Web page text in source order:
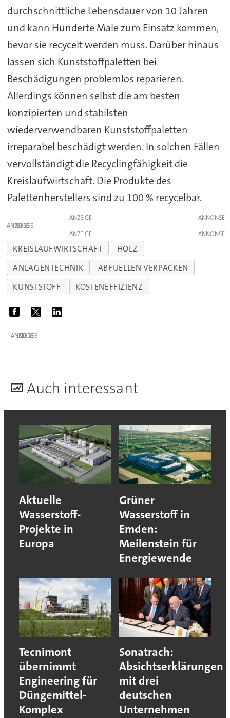
durchschnittliche Lebensdauer von 10 Jahren
und kann Hunderte Male zum Einsatz kommen,
bevor sie recycelt werden muss. Darüber hinaus
lassen sich Kunststoffpaletten bei
Beschädigungen problemlos reparieren.
Allerdings können selbst die am besten
konzipierten und stabilsten
wiederverwendbaren Kunststoffpaletten
irreparabel beschädigt werden. In solchen Fällen
vervollständigt die Recyclingfähigkeit die
Kreislaufwirtschaft. Die Produkte des
Palettenherstellers sind zu 100 % recycelbar.
ANZEIGE
ANZEIGE
ANZEIGE
KREISLAUFWIRTSCHAFT
HOLZ
ANLAGENTECHNIK
ABFUELLEN VERPACKEN
KUNSTSTOFF
KOSTENEFFIZIENZ
ANZEIGE
Auch interessant
Aktuelle
Wasserstoff-
Projekte in
Europa
Grüner
Wasserstoff in
Emden:
Meilenstein für
Energiewende
Tecnimont
übernimmt
Engineering für
Düngemittel-
Komplex
Sonatrach:
Absichtserklärungen
mit drei
deutschen
Unternehmen